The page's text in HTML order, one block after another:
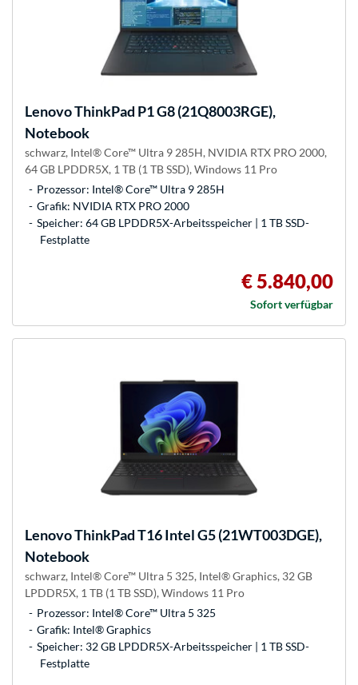
LenovoThinkPad P1 G8 (21Q8003RGE),
Notebook
schwarz, Intel® Core™ Ultra 9 285H, NVIDIA RTX PRO 2000,
64 GB LPDDR5X, 1 TB (1 TB SSD), Windows 11 Pro
Prozessor: Intel® Core™ Ultra 9 285H
Grafik: NVIDIA RTX PRO 2000
Speicher: 64 GB LPDDR5X-Arbeitsspeicher | 1 TB SSD-
Festplatte
€ 5.840,00
Sofort verfügbar
LenovoThinkPad T16 Intel G5 (21WT003DGE),
Notebook
schwarz, Intel® Core™ Ultra 5 325, Intel® Graphics, 32 GB
LPDDR5X, 1 TB (1 TB SSD), Windows 11 Pro
Prozessor: Intel® Core™ Ultra 5 325
Grafik: Intel® Graphics
Speicher: 32 GB LPDDR5X-Arbeitsspeicher | 1 TB SSD-
Festplatte